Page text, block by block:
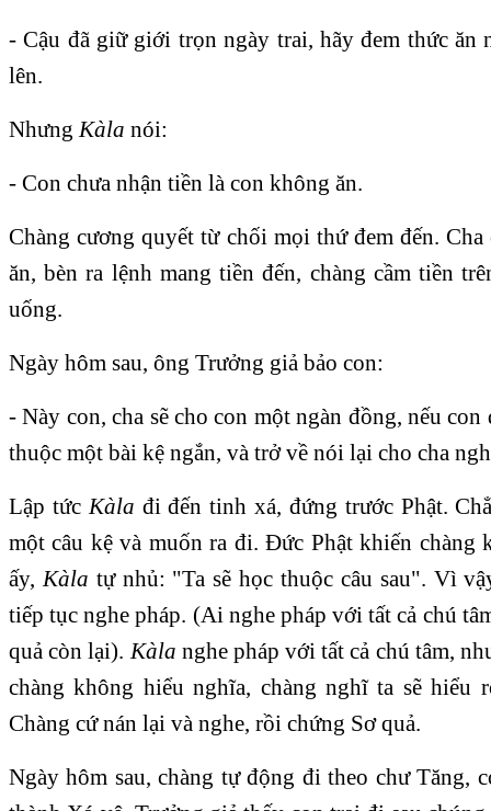
- Cậu đã giữ giới trọn ngày trai, hãy đem thức ăn
lên.
NhưngKàla nói:
- Con chưa nhận tiền là con không ăn.
Chàng cương quyết từ chối mọi thứ đem đến.
ăn, bèn ra lệnh mang tiền đến, chàng cầm tiền
uống.
Ngày hôm sau, ông Trưởng giả bảo con:
- Này con, cha sẽ cho con một ngàn đồng, nếu
thuộc một bài kệ ngắn, và trở về nói lại cho cha
Lập tứcKàla đi đến tinh xá, đứng trước Phật.
một câu kệ và muốn ra đi. Ðức Phật khiến chàng
ấy,Kàla tự nhủ: "Ta sẽ học thuộc câu sau". Vì
tiếp tục nghe pháp. (Ai nghe pháp với tất cả chú
quả còn lại).Kàla nghe pháp với tất cả chú tâm,
chàng không hiểu nghĩa, chàng nghĩ ta sẽ hiểu
Chàng cứ nán lại và nghe, rồi chứng Sơ quả.
Ngày hôm sau, chàng tự động đi theo chư Tăng,